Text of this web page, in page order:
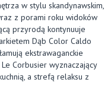
w stylu skandynawskim,
z porami roku widoków
przyrodą kontynuuje
Dąb Color Caldo
ekstrawaganckie
Corbusier wyznaczający
a strefą relaksu z